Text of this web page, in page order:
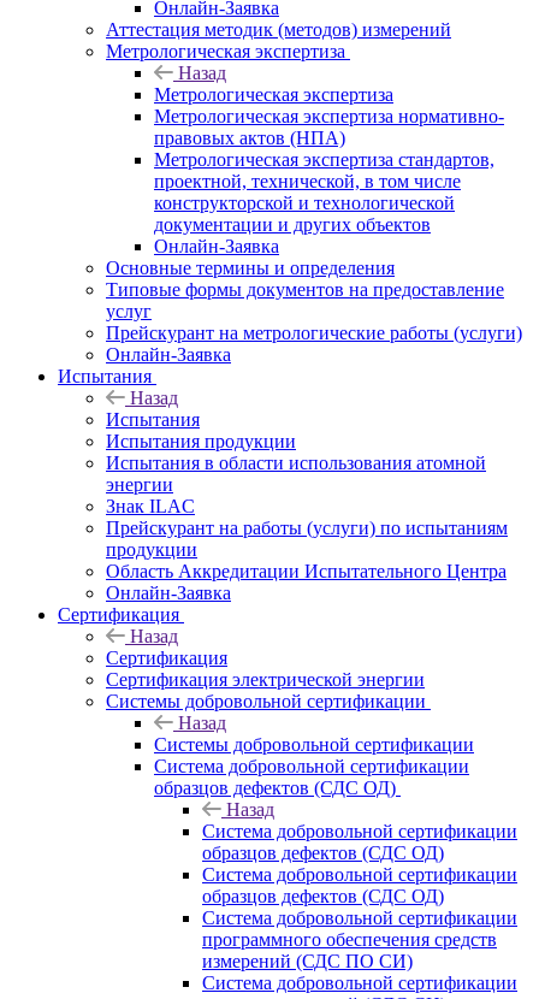
Онлайн-Заявка
Аттестация методик (методов) измерений
Метрологическая экспертиза
Назад
Метрологическая экспертиза
Метрологическая экспертиза нормативно-
правовых актов (НПА)
Метрологическая экспертиза стандартов,
проектной, технической, в том числе
конструкторской и технологической
документации и других объектов
Онлайн-Заявка
Основные термины и определения
Типовые формы документов на предоставление
услуг
Прейскурант на метрологические работы (услуги)
Онлайн-Заявка
Испытания
Назад
Испытания
Испытания продукции
Испытания в области использования атомной
энергии
Знак ILAC
Прейскурант на работы (услуги) по испытаниям
продукции
Область Аккредитации Испытательного Центра
Онлайн-Заявка
Сертификация
Назад
Сертификация
Сертификация электрической энергии
Системы добровольной сертификации
Назад
Системы добровольной сертификации
Система добровольной сертификации
образцов дефектов (СДС ОД)
Назад
Система добровольной сертификации
образцов дефектов (СДС ОД)
Система добровольной сертификации
образцов дефектов (СДС ОД)
Система добровольной сертификации
программного обеспечения средств
измерений (СДС ПО СИ)
Система добровольной сертификации